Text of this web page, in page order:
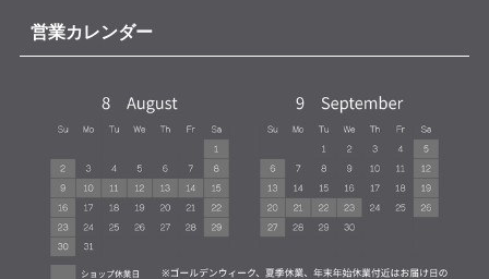
営業カレンダー